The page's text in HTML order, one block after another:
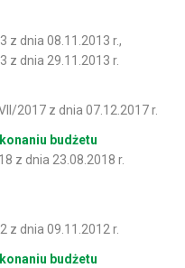
z dnia 08.11.2013 r.,
z dnia 29.11.2013 r.
2017 z dnia 07.12.2017 r.
budżetu
z dnia 23.08.2018 r.
z dnia 09.11.2012 r.
budżetu